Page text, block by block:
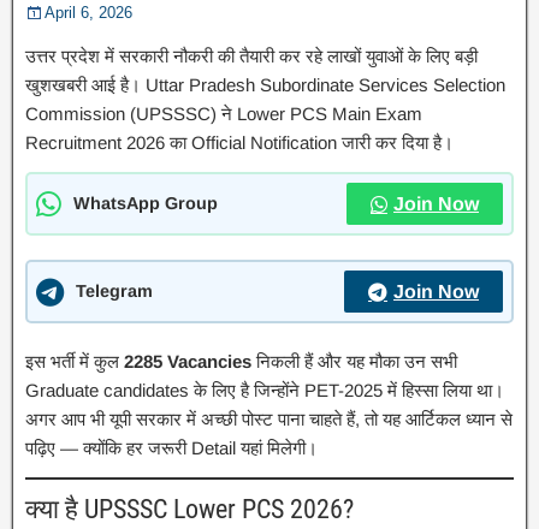
April 6, 2026
उत्तर प्रदेश में सरकारी नौकरी की तैयारी कर रहे लाखों युवाओं के लिए बड़ी
खुशखबरी आई है। Uttar Pradesh Subordinate Services Selection
Commission (UPSSSC) ने Lower PCS Main Exam
Recruitment 2026 का Official Notification जारी कर दिया है।
WhatsApp Group Join Now
Telegram Join Now
इस भर्ती में कुल 2285 Vacanciesनिकली हैं और यह मौका उन सभी
Graduate candidates के लिए है जिन्होंने PET-2025 में हिस्सा लिया था।
अगर आप भी यूपी सरकार में अच्छी पोस्ट पाना चाहते हैं, तो यह आर्टिकल ध्यान से
पढ़िए — क्योंकि हर जरूरी Detail यहां मिलेगी।
क्या है UPSSSC Lower PCS 2026?